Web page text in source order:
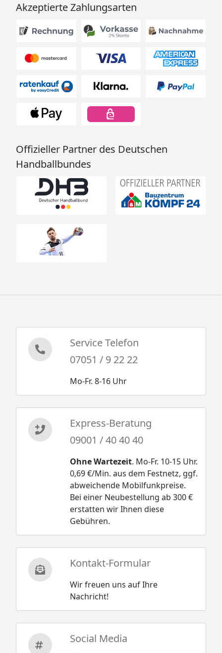
Akzeptierte Zahlungsarten
Offizieller Partner des Deutschen
Handballbundes
Service Telefon
07051 / 9 22 22
Mo-Fr. 8-16 Uhr
Express-Beratung
09001 / 40 40 40
Ohne Wartezeit. Mo-Fr. 10-15 Uhr.
0,69 €/Min. aus dem Festnetz, ggf.
abweichende Mobilfunkpreise.
Bei einer Neubestellung ab 300 €
erstatten wir Ihnen diese
Gebühren.
Kontakt-Formular
Wir freuen uns auf Ihre
Nachricht!
Social Media